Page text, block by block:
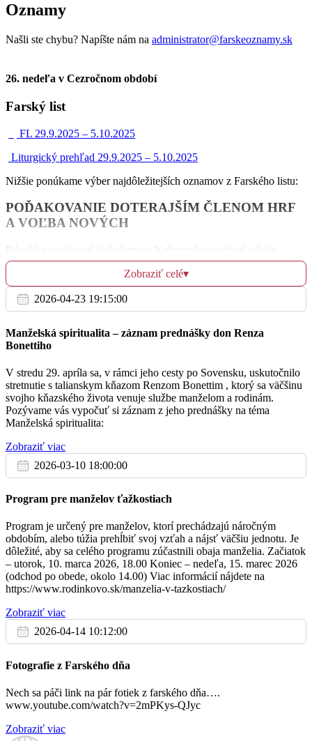
BA
18:00
Na úmysel celebrujúceho kňaza
BA - L U M E N
St
06:00
za obrátenie syna
BA
BA
18:00
ZBP Anton, Monika a Margita
BA
Št
06:00
† Jozef a ostatní z rodiny
BA
† Jozef
BA
18:00
BA
Pi
Oznamy
Našli ste chybu? Napíšte nám na administrator@farskeoznamy.sk
26. nedeľa v Cezročnom období
Farský list
FL 29.9.2025 – 5.10.2025
Liturgický prehľad 29.9.2025 – 5.10.2025
Nižšie ponúkame výber najdôležitejších oznamov z Farského listu:
POĎAKOVANIE DOTERAJŠÍM ČLENOM HRF
A VOĽBA NOVÝCH
Bývalý a aj súčasný farár farnosti Kežmarok vyjadrujú vďaku
všetkým doterajším členom Hospodárskej rady farnosti Kežmarok a
filiálky Malý Slavkov za ich 5 ročnú službu, cenné rady a odborné
usmernenia pri správe hmotných majetkov farnosti.
Dnešnú nedeľu volíme nových členov. Vyplnené lístky prosíme
Slavkove s označením „Voľby do HRF”.
ODPUSTKY
V stredu začíname mariánsky mesiac október.Modlitba posvätného
ruženca bude začínať vždy o 17:25 hod. pred večernou sv. omšou
(Po, Ut, St a So).V nedele a štvrtky bude októbrová pobožnosť
súčasťou adorácie. Rozpis kto sa bude predmodlievať je na
nástenke.
Tí, čo sa modlia ruženec v kostole, v rodine, alebo v nábožnom
združení, môžu získať úplné odpustky. Podmienky pre získanie
úplných odpustkov: 1. Celý jeden ruženec (5 desiatkov);
2. K modlitbe treba pridať nábožné rozjímanie o tajomstvách;
3. Pri verejnom recitovaní je potrebné vysloviť tajomstvá podľa
zaužívaného zvyku.
SVÄTÉ OMŠE S ÚČASŤOU BIRMOVANCOV
„VYVOLENÍ“
Pozývamevšetkých birmovancov
začneme už túto stredu o 18:00 hod. v bazilike.Sv. omše sú
súčasťou prípravy na prijatie sviatosti birmovania osobitne pre 9.
ročník a starších. Ostatní (aj ôsmaci) môžu prísť samozrejme taktiež.
MILÓN DETÍ SA MODLÍ RUŽENEC
Pozývame všetky deti najmä prvoprijímajúcich
Zobraziť celé▾
2026-04-23 19:15:00
Manželská spiritualita – záznam prednášky don Renza
Bonettiho
V stredu 29. apríla sa, v rámci jeho cesty po Sovensku, uskutočnilo
stretnutie s talianskym kňazom Renzom Bonettim , ktorý sa väčšinu
svojho kňazského života venuje službe manželom a rodinám.
Pozývame vás vypočuť si záznam z jeho prednášky na téma
Manželská spiritualita:
Zobraziť viac
2026-03-10 18:00:00
Program pre manželov ťažkostiach
Program je určený pre manželov, ktorí prechádzajú náročným
obdobím, alebo túžia prehĺbiť svoj vzťah a nájsť väčšiu jednotu. Je
dôležité, aby sa celého programu zúčastnili obaja manželia. Začiatok
– utorok, 10. marca 2026, 18.00 Koniec – nedeľa, 15. marec 2026
(odchod po obede, okolo 14.00) Viac informácií nájdete na
https://www.rodinkovo.sk/manzelia-v-tazkostiach/
Zobraziť viac
2026-04-14 10:12:00
Fotografie z Farského dňa
Nech sa páči link na pár fotiek z farského dňa….
www.youtube.com/watch?v=2mPKys-QJyc
Zobraziť viac